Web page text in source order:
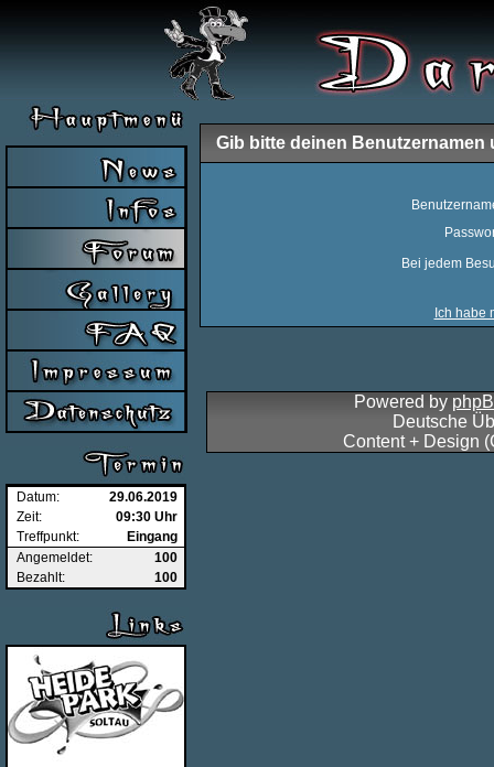
Datum:
29.06.2019
Zeit:
09:30 Uhr
Treffpunkt:
Eingang
Angemeldet:
100
Bezahlt:
100
Gib bitte deinen
Bei jedem
Ich habe
Powered by
Deutsche
Content + Design